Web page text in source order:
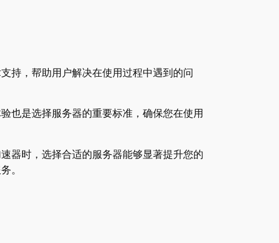
持，帮助用户解决在使用过程中遇到的问
也是选择服务器的重要标准，确保您在使用
器时，选择合适的服务器能够显著提升您的
。